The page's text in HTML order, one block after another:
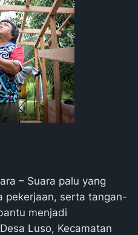
– Suara palu yang
pekerjaan, serta tangan-
menjadi
Luso, Kecamatan